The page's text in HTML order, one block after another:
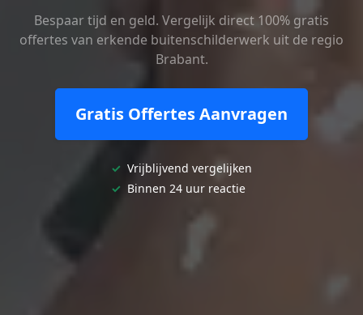
Bespaar tijd en geld. Vergelijk direct 100% gratis
offertes van erkende buitenschilderwerk uit de regio
Brabant.
Gratis Offertes Aanvragen
✓ Vrijblijvend vergelijken
✓ Binnen 24 uur reactie